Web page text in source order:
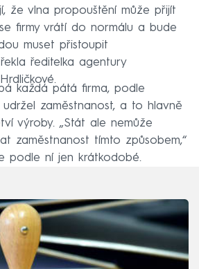
že vlna propouštění může přijít
firmy vrátí do normálu a bude
muset přistoupit
řekla ředitelka agentury
každá pátá firma, podle
udržel zaměstnanost, a to hlavně
výroby. „Stát ale nemůže
zaměstnanost tímto způsobem,“
podle ní jen krátkodobé.